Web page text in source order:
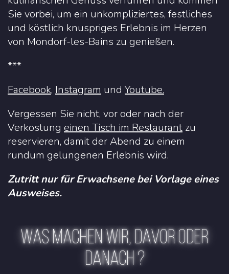
Sie vorbei, um ein unkompliziertes, festliches
und köstlich knuspriges Erlebnis im Herzen
von Mondorf-les-Bains zu genießen.
***
Facebook, Instagram und Youtube.
Vergessen Sie nicht, vor oder nach der
Verkostung einen Tisch im Restaurant zu
reservieren, damit der Abend zu einem
rundum gelungenen Erlebnis wird.
Zutritt nur für Erwachsene bei Vorlage eines
Ausweises.
WAS MACHEN WIR, DAVOR ODER
DANACH ?